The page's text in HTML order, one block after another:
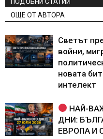
ОЩЕ ОТ АВТОРА
Светът
войни,
новата
интелект
НАЙ-
ДНИ:
ЕВРОПА И